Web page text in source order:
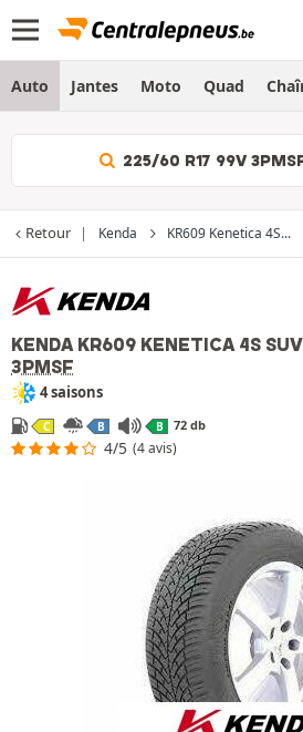
Auto Jantes Moto Quad
225/60 R17 99V
Retour Kenda KR609 Kenetica 4S...
KENDA KR609 KENETICA 4S SUV
3PMSF
4 saisons
C B B 72 db
4/5 (4 avis)